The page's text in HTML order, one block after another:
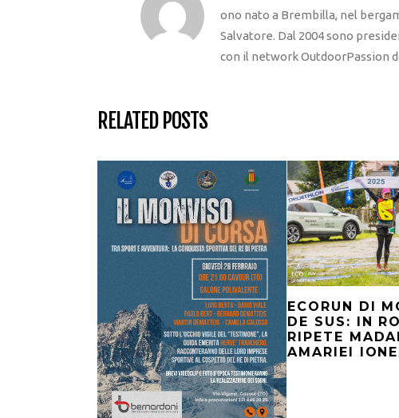
ono nato a Brembilla, nel
Salvatore. Dal 2004 sono
con il network OutdoorPassion
RELATED POSTS
ECORUN DI
DE SUS: IN
RIPETE
AMARIEI